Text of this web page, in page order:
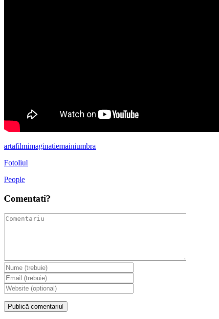
artafilmimaginatiemainiumbra
Fotoliul
People
Comentati?